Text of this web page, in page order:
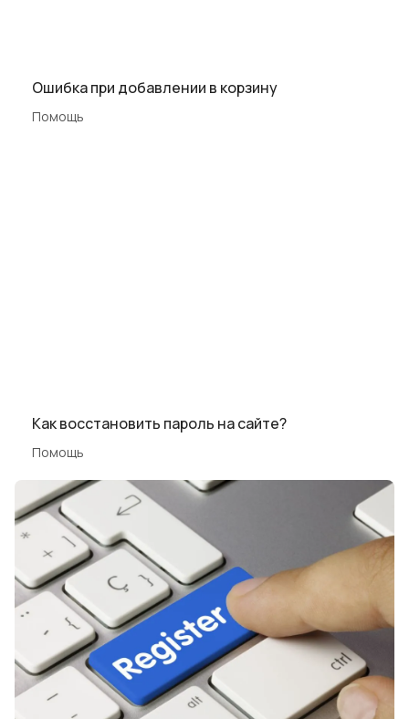
Ошибка при добавлении в корзину
Помощь
Как восстановить пароль на сайте?
Помощь